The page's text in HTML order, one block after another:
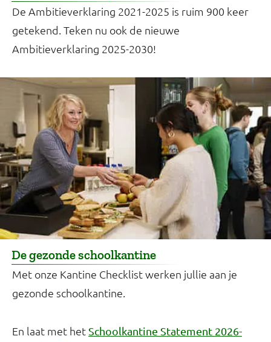
De Ambitieverklaring 2021-2025 is ruim 900 keer
getekend. Teken nu ook de nieuwe
Ambitieverklaring 2025-2030!
De gezonde schoolkantine
Met onze Kantine Checklist werken jullie aan je
gezonde schoolkantine.
En laat met hetSchoolkantine Statement 2026-